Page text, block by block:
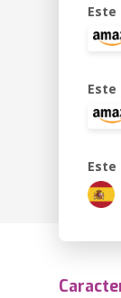
Este